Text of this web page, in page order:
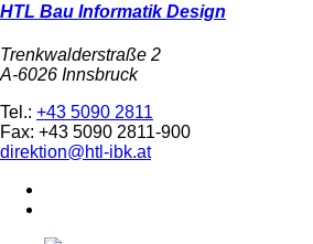
HTL Bau Informatik Design
Trenkwalderstraße 2
A-6026 Innsbruck
Tel.: +43 5090 2811
Fax: +43 5090 2811-900
direktion@htl-ibk.at